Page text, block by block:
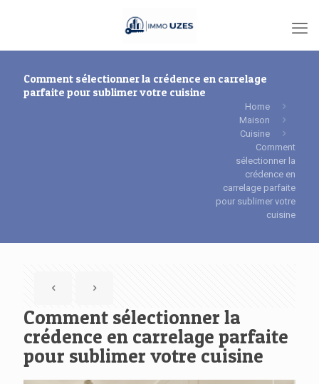
Comment sélectionner la crédence en carrelage
parfaite pour sublimer votre cuisine
Home
Maison
Cuisine
Comment
sélectionner la
crédence en
carrelage parfaite
pour sublimer votre
cuisine
Comment sélectionner la
crédence en carrelage parfaite
pour sublimer votre cuisine